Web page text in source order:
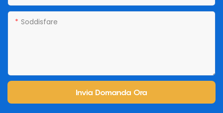
Soddisfare
Invia Domanda Ora